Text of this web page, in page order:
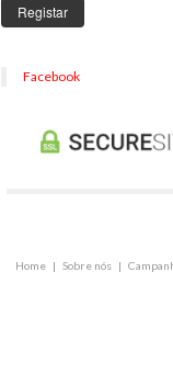
Registar
Facebook
Home| Sobre nós|